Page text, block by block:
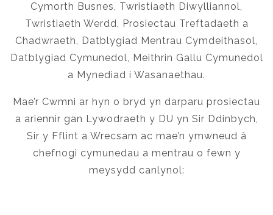
Cymorth Busnes, Twristiaeth Diwylliannol,
Twristiaeth Werdd, Prosiectau Treftadaeth a
Chadwraeth, Datblygiad Mentrau Cymdeithasol,
Datblygiad Cymunedol, Meithrin Gallu Cymunedol
a Mynediad i Wasanaethau.
Mae’r Cwmni ar hyn o bryd yn darparu prosiectau
a ariennir gan Lywodraeth y DU yn Sir Ddinbych,
Sir y Fflint a Wrecsam ac mae’n ymwneud â
chefnogi cymunedau a mentrau o fewn y
meysydd canlynol: